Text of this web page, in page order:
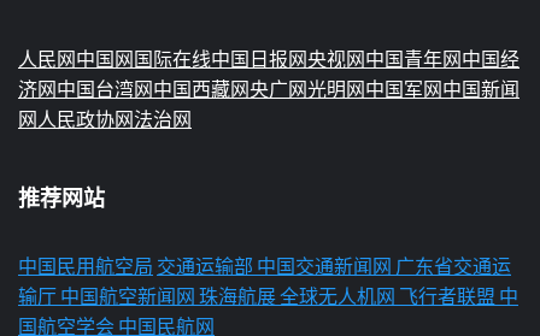
人民网中国网国际在线中国日报网央视网中国青年网中国经
济网中国台湾网中国西藏网央广网光明网中国军网中国新闻
网人民政协网法治网
推荐网站
中国民用航空局 交通运输部 中国交通新闻网 广东省交通运
输厅 中国航空新闻网 珠海航展全球无人机网 飞行者联盟 中
国航空学会 中国民航网